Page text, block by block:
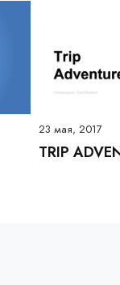
23 мая, 2017
TRIP